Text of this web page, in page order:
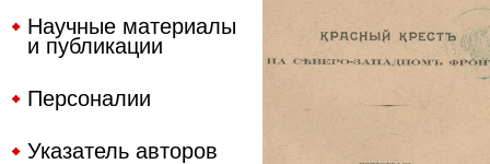
Научные материалы
и публикации
Персоналии
Указатель авторов